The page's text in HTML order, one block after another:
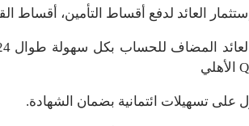
إستثمار العائد لدفع أقساط التأمين،
على تسهيلات ائتمانية بضمان الشهادة.